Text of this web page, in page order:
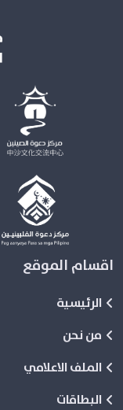
اقسام الموقع
الرئيسية
من نحن
الملف الاعلامي
البطاقات